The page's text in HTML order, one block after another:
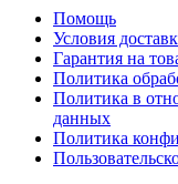
Помощь
Условия
Гарантия на
Политика
Политика в
данных
Политика